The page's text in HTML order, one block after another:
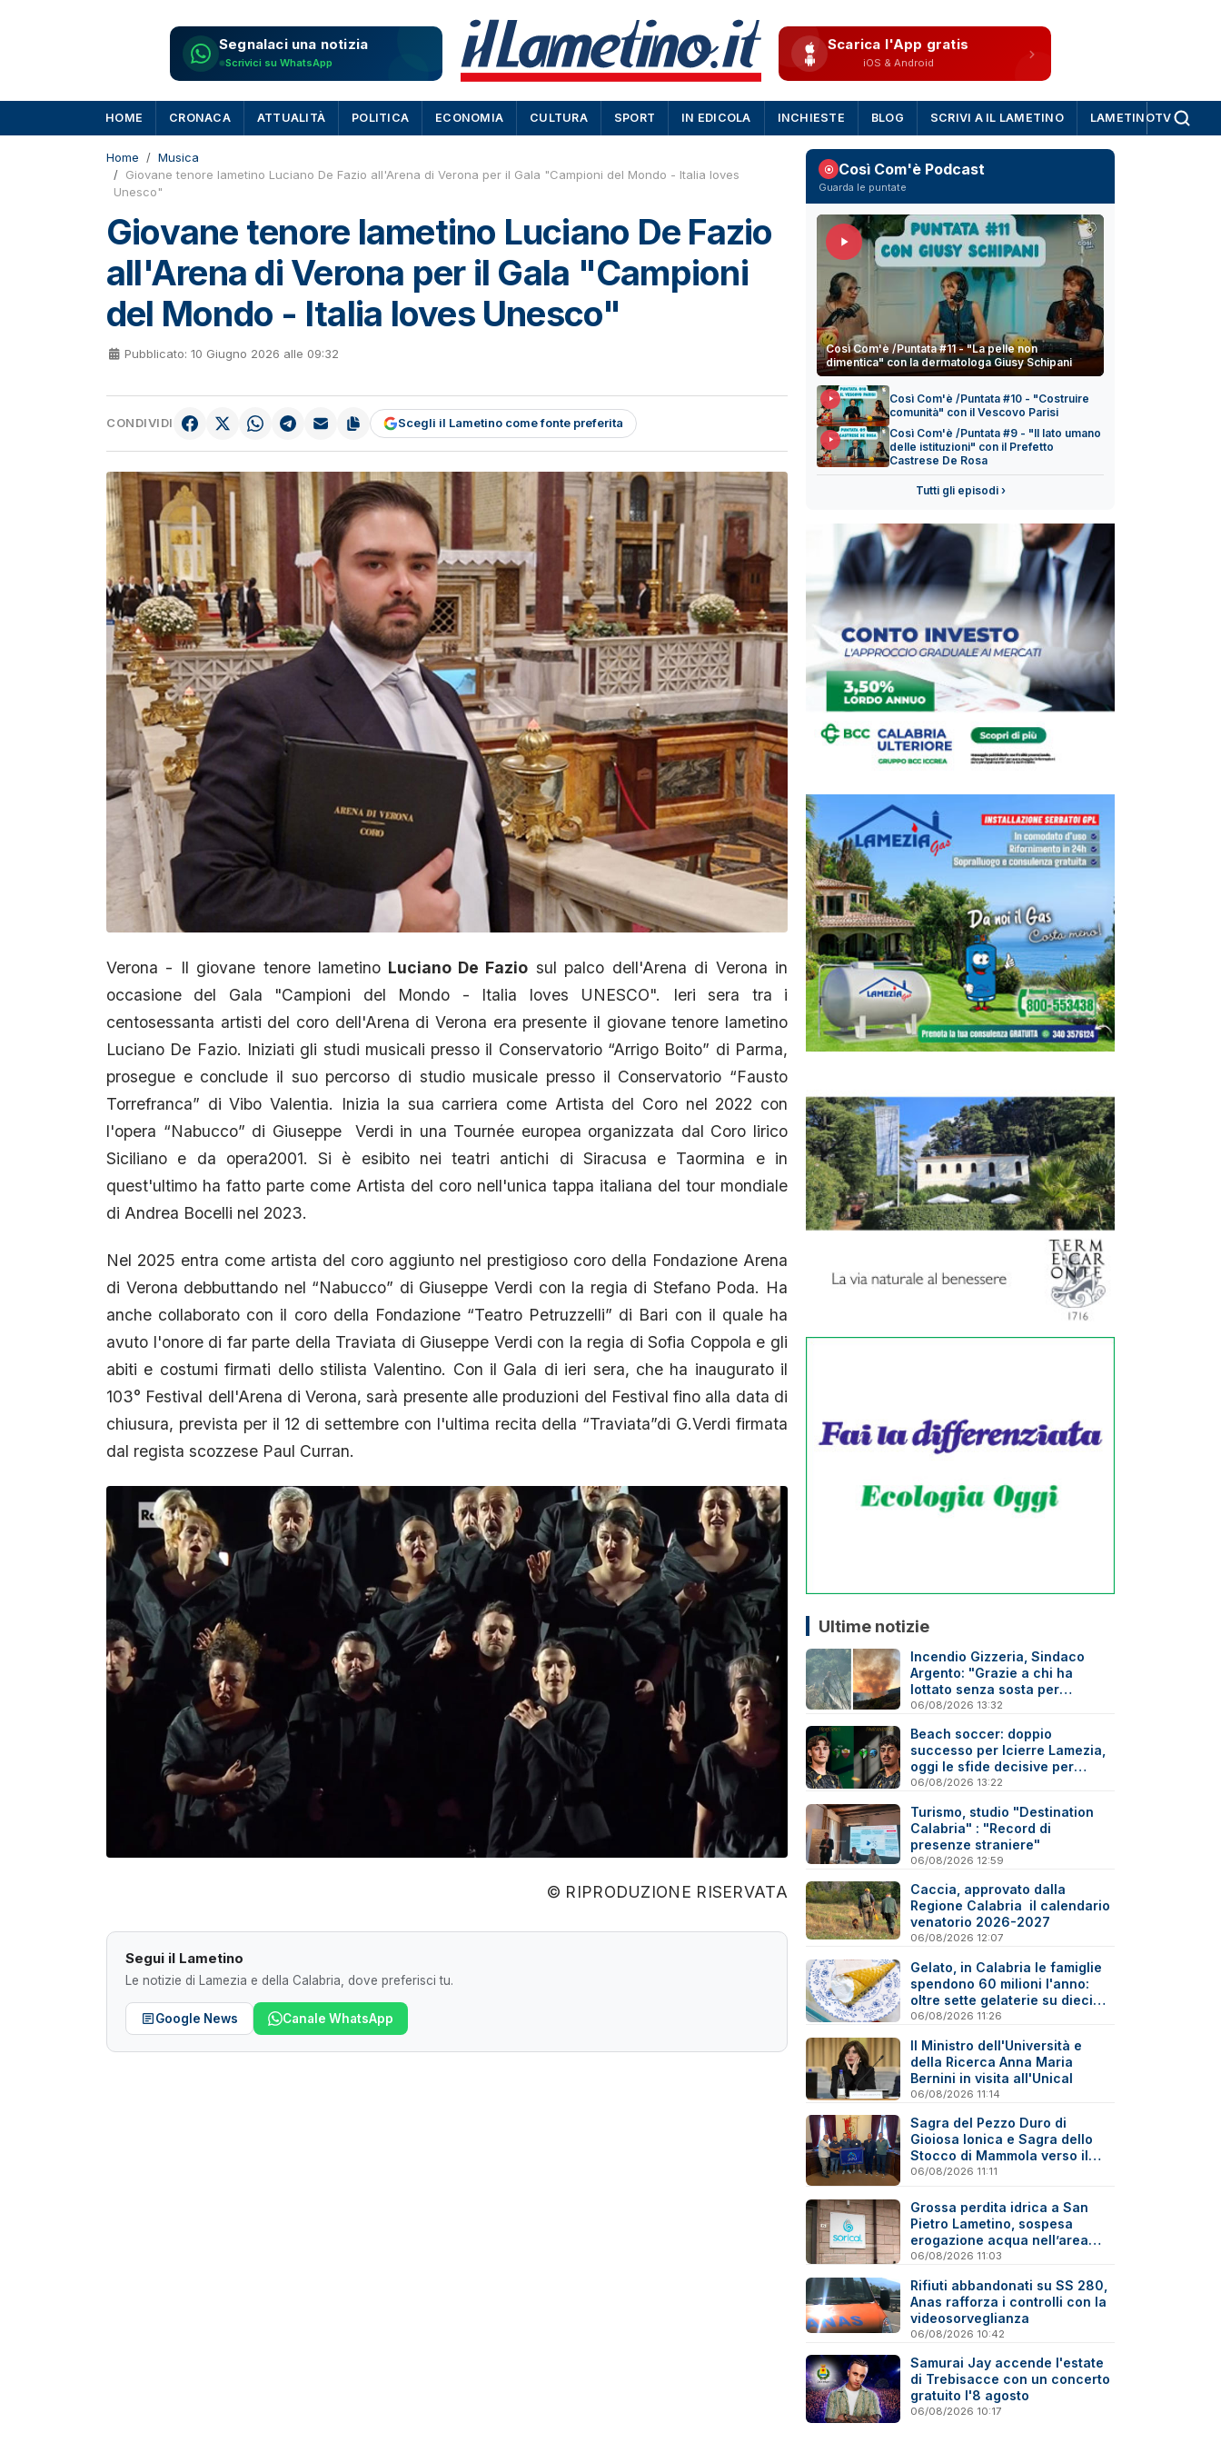
Segnalaci una notizia
Scrivici su WhatsApp
Scarica l'App gratis
iOS & Android
HOME CRONACA ATTUALITÀ POLITICA ECONOMIA CULTURA SPORT IN EDICOLA INCHIESTE BLOG SCRIVI A IL LAMETINO LAMETINOTV
Home
Musica
Giovane tenore lametino Luciano De Fazio all'Arena di Verona per il Gala "Campioni del Mondo - Italia loves
Unesco"
Giovane tenore lametino Luciano De Fazio
all'Arena di Verona per il Gala "Campioni
del Mondo - Italia loves Unesco"
Pubblicato: 10 Giugno 2026 alle 09:32
CONDIVIDI Scegli il Lametino come fonte preferita
Verona - Il giovane tenore lametino Luciano De Fazio sul palco dell'Arena di Verona in
occasione del Gala "Campioni del Mondo - Italia loves UNESCO". Ieri sera tra i
centosessanta artisti del coro dell'Arena di Verona era presente il giovane tenore lametino
Luciano De Fazio. Iniziati gli studi musicali presso il Conservatorio “Arrigo Boito” di Parma,
prosegue e conclude il suo percorso di studio musicale presso il Conservatorio “Fausto
Torrefranca” di Vibo Valentia. Inizia la sua carriera come Artista del Coro nel 2022 con
l'opera “Nabucco” di Giuseppe Verdi in una Tournée europea organizzata dal Coro lirico
Siciliano e da opera2001. Si è esibito nei teatri antichi di Siracusa e Taormina e in
quest'ultimo ha fatto parte come Artista del coro nell'unica tappa italiana del tour mondiale
di Andrea Bocelli nel 2023.
Nel 2025 entra come artista del coro aggiunto nel prestigioso coro della Fondazione Arena
di Verona debbuttando nel “Nabucco” di Giuseppe Verdi con la regia di Stefano Poda. Ha
anche collaborato con il coro della Fondazione “Teatro Petruzzelli” di Bari con il quale ha
avuto l'onore di far parte della Traviata di Giuseppe Verdi con la regia di Sofia Coppola e gli
abiti e costumi firmati dello stilista Valentino. Con il Gala di ieri sera, che ha inaugurato il
103° Festival dell'Arena di Verona, sarà presente alle produzioni del Festival fino alla data di
chiusura, prevista per il 12 di settembre con l'ultima recita della “Traviata”di G.Verdi firmata
dal regista scozzese Paul Curran.
© RIPRODUZIONE RISERVATA
Segui il Lametino
Le notizie di Lamezia e della Calabria, dove preferisci tu.
Google News Canale WhatsApp
Così Com'è Podcast
Guarda le puntate
Così Com'è /Puntata #11 - "La pelle non
dimentica" con la dermatologa Giusy Schipani
Così Com'è /Puntata #10 - "Costruire
comunità" con il Vescovo Parisi
Così Com'è /Puntata #9 - "Il lato umano
delle istituzioni" con il Prefetto
Castrese De Rosa
Tutti gli episodi ›
Ultime notizie
Incendio Gizzeria, Sindaco
Argento: "Grazie a chi ha
lottato senza sosta per
difendere il nostro territorio"
06/08/2026 13:32
Beach soccer: doppio
successo per Icierre Lamezia,
oggi le sfide decisive per
salvezza e scudetto Under 20
06/08/2026 13:22
Turismo, studio "Destination
Calabria" : "Record di
presenze straniere"
06/08/2026 12:59
Caccia, approvato dalla
Regione Calabria il calendario
venatorio 2026-2027
06/08/2026 12:07
Gelato, in Calabria le famiglie
spendono 60 milioni l'anno:
oltre sette gelaterie su dieci
sono artigiane
06/08/2026 11:26
Il Ministro dell'Università e
della Ricerca Anna Maria
Bernini in visita all'Unical
06/08/2026 11:14
Sagra del Pezzo Duro di
Gioiosa Ionica e Sagra dello
Stocco di Mammola verso il
marchio “Sagra di Qualità”
06/08/2026 11:11
Grossa perdita idrica a San
Pietro Lametino, sospesa
erogazione acqua nell’area
industriale
06/08/2026 11:03
Rifiuti abbandonati su SS 280,
Anas rafforza i controlli con la
videosorveglianza
06/08/2026 10:42
Samurai Jay accende l'estate
di Trebisacce con un concerto
gratuito l'8 agosto
06/08/2026 10:17